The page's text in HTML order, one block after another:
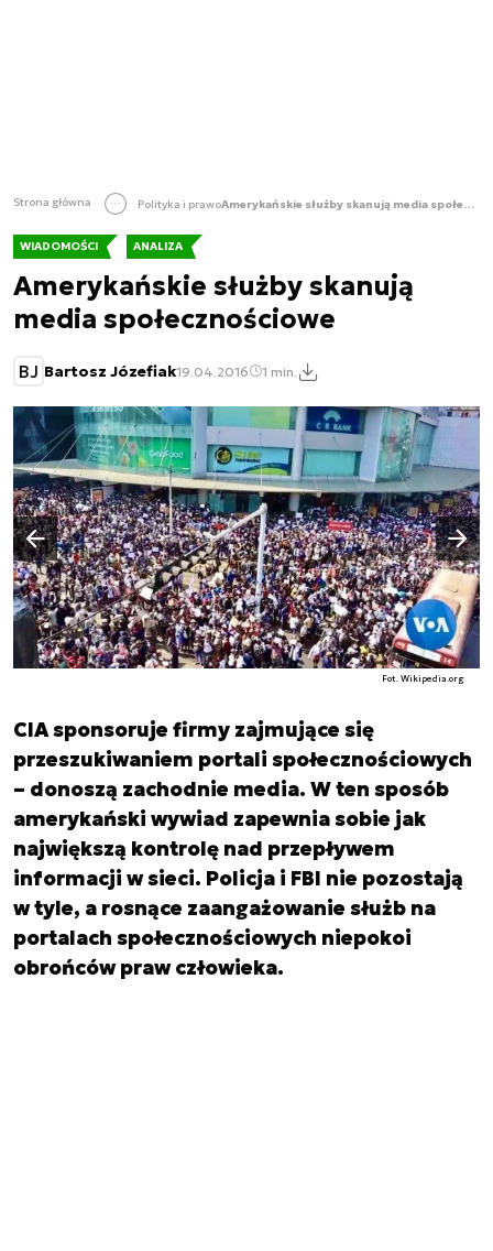
Strona główna Polityka i prawo Amerykańskie służby skanują media społecznościowe
WIADOMOŚCI ANALIZA
Amerykańskie służby skanują
media społecznościowe
BJ Bartosz Józefiak19.04.2016 1 min.
Fot. Wikipedia.org
Poprzedni slajd
Następny slajd
CIA sponsoruje firmy zajmujące się
przeszukiwaniem portali społecznościowych
– donoszą zachodnie media. W ten sposób
amerykański wywiad zapewnia sobie jak
największą kontrolę nad przepływem
informacji w sieci. Policja i FBI nie pozostają
w tyle, a rosnące zaangażowanie służb na
portalach społecznościowych niepokoi
obrońców praw człowieka.